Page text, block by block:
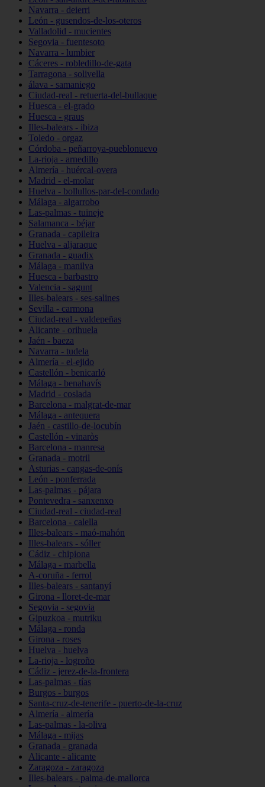
Navarra - deierri
León - gusendos-de-los-oteros
Valladolid - mucientes
Segovia - fuentesoto
Navarra - lumbier
Cáceres - robledillo-de-gata
Tarragona - solivella
álava - samaniego
Ciudad-real - retuerta-del-bullaque
Huesca - el-grado
Huesca - graus
Illes-balears - ibiza
Toledo - orgaz
Córdoba - peñarroya-pueblonuevo
La-rioja - arnedillo
Almería - huércal-overa
Madrid - el-molar
Huelva - bollullos-par-del-condado
Málaga - algarrobo
Las-palmas - tuineje
Salamanca - béjar
Granada - capileira
Huelva - aljaraque
Granada - guadix
Málaga - manilva
Huesca - barbastro
Valencia - sagunt
Illes-balears - ses-salines
Sevilla - carmona
Ciudad-real - valdepeñas
Alicante - orihuela
Jaén - baeza
Navarra - tudela
Almería - el-ejido
Castellón - benicarló
Málaga - benahavís
Madrid - coslada
Barcelona - malgrat-de-mar
Málaga - antequera
Jaén - castillo-de-locubín
Castellón - vinaròs
Barcelona - manresa
Granada - motril
Asturias - cangas-de-onís
León - ponferrada
Las-palmas - pájara
Pontevedra - sanxenxo
Ciudad-real - ciudad-real
Barcelona - calella
Illes-balears - maó-mahón
Illes-balears - sóller
Cádiz - chipiona
Málaga - marbella
A-coruña - ferrol
Illes-balears - santanyí
Girona - lloret-de-mar
Segovia - segovia
Gipuzkoa - mutriku
Málaga - ronda
Girona - roses
Huelva - huelva
La-rioja - logroño
Cádiz - jerez-de-la-frontera
Las-palmas - tías
Burgos - burgos
Santa-cruz-de-tenerife - puerto-de-la-cruz
Almería - almería
Las-palmas - la-oliva
Málaga - mijas
Granada - granada
Alicante - alicante
Zaragoza - zaragoza
Illes-balears - palma-de-mallorca